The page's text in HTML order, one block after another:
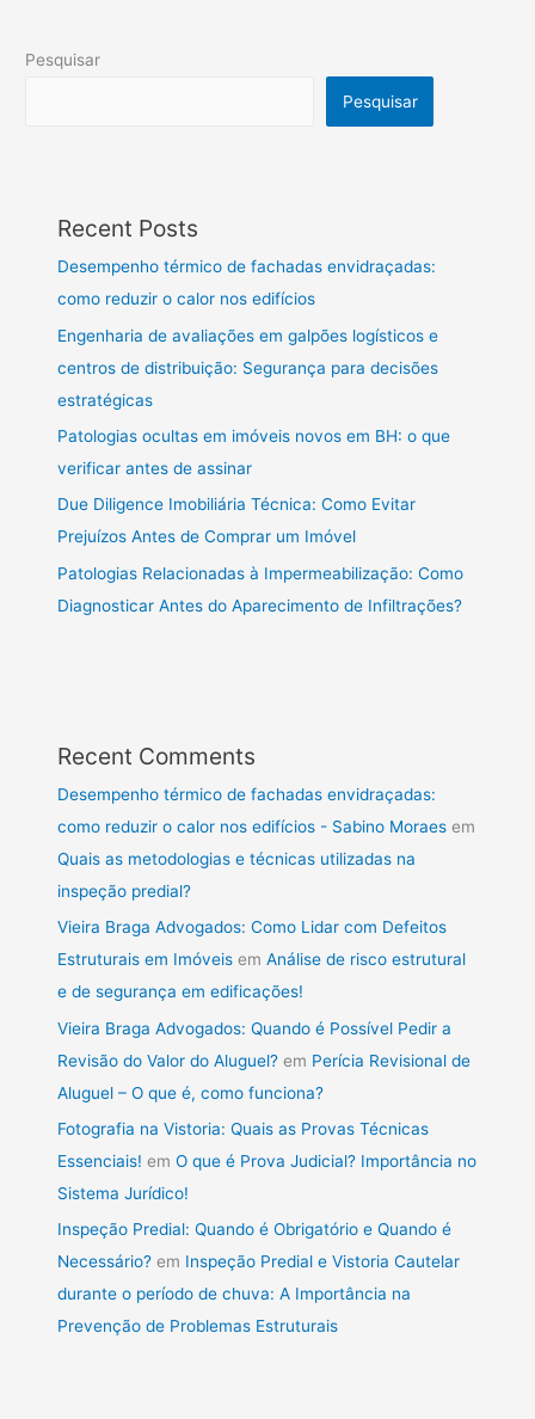
Pesquisar
Pesquisar
Recent Posts
Desempenho térmico de fachadas envidraçadas:
como reduzir o calor nos edifícios
Engenharia de avaliações em galpões logísticos e
centros de distribuição: Segurança para decisões
estratégicas
Patologias ocultas em imóveis novos em BH: o que
verificar antes de assinar
Due Diligence Imobiliária Técnica: Como Evitar
Prejuízos Antes de Comprar um Imóvel
Patologias Relacionadas à Impermeabilização: Como
Diagnosticar Antes do Aparecimento de Infiltrações?
Recent Comments
Desempenho térmico de fachadas envidraçadas:
como reduzir o calor nos edifícios - Sabino Moraes em
Quais as metodologias e técnicas utilizadas na
inspeção predial?
Vieira Braga Advogados: Como Lidar com Defeitos
Estruturais em Imóveis emAnálise de risco estrutural
e de segurança em edificações!
Vieira Braga Advogados: Quando é Possível Pedir a
Revisão do Valor do Aluguel? em Perícia Revisional de
Aluguel – O que é, como funciona?
Fotografia na Vistoria: Quais as Provas Técnicas
Essenciais! emO que é Prova Judicial? Importância no
Sistema Jurídico!
Inspeção Predial: Quando é Obrigatório e Quando é
Necessário? em Inspeção Predial e Vistoria Cautelar
durante o período de chuva: A Importância na
Prevenção de Problemas Estruturais